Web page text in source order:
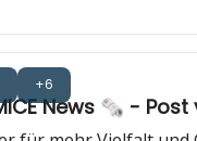
+6
News 🗞️ -